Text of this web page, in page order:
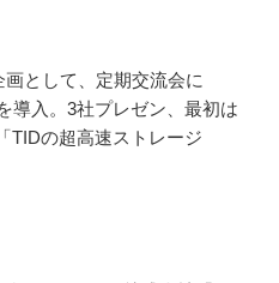
として、定期交流会に
導入。3社プレゼン、最初は
TIDの超高速ストレージ